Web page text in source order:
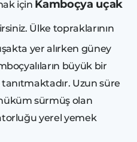
için Kamboçya uçak
Ülke topraklarının
yer alırken güney
büyük bir
Uzun süre
sürmüş olan
yerel yemek